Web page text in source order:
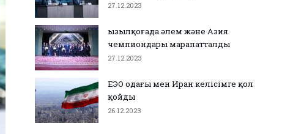
27.12.2023
Қызылқоғада әлем және Азия
чемпиондары марапатталды
27.12.2023
ЕЭО одағы мен Иран келісімге қол
қойды
26.12.2023